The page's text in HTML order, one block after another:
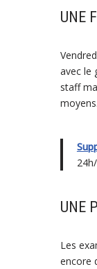
UNE
avec le
staff
UNE
Les
encore